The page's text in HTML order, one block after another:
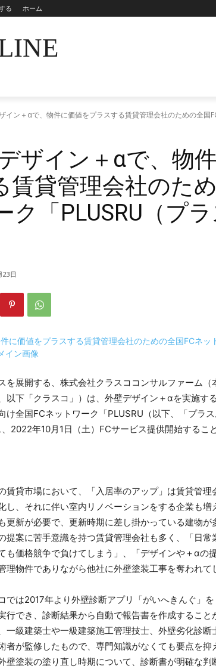
る ホーム
イン＋αで、物件に価値をプラスする賃貸管理会社のための全国
ザイン＋αで、物
賃貸管理会社のた
ク「PLUSRU（プラ
23日
を展開する、株式会社クラスココンサルファーム（
以下「クラスコ」）は、外壁デザイン＋αを実施す
全国FCネットワーク「PLUSRU（以下、「プラス
2022年10月1日（土）FCサービス提供開始するこ
賃貸市場において、「入居率のアップ」は賃貸管理
し、それに伴い室内リノベーションをする企業も増
更新が必要で、更新時期に差し掛かっている建物が
提案に苦手意識を持つ賃貸管理会社も多く、「日常
も価格競争で負けてしまう」、「デザインや＋αの
理物件でありながら他社に外壁塗装工事を奪われて
では2017年より外壁診断アプリ「がいへきんぐ」
行でき、診断結果から自動で報告書を作成すること
一級建築士や一級建築施工管理技士、外壁劣化診断
者が監修したもので、専門知識がなくても要点を抑
壁塗装の塗り直し時期について、診断書が明確な判